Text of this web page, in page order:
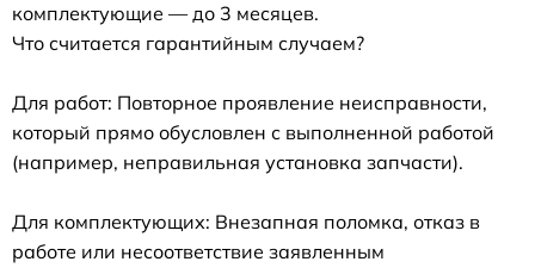
комплектующие — до 3 месяцев.
Что считается гарантийным случаем?
Для работ: Повторное проявление неисправности,
который прямо обусловлен с выполненной работой
(например, неправильная установка запчасти).
Для комплектующих: Внезапная поломка, отказ в
работе или несоответствие заявленным